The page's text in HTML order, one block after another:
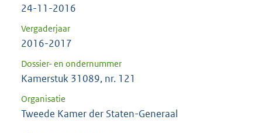
24-11-2016
Vergaderjaar
2016-2017
Dossier- en ondernummer
Kamerstuk 31089, nr. 121
Organisatie
Tweede Kamer der Staten-Generaal